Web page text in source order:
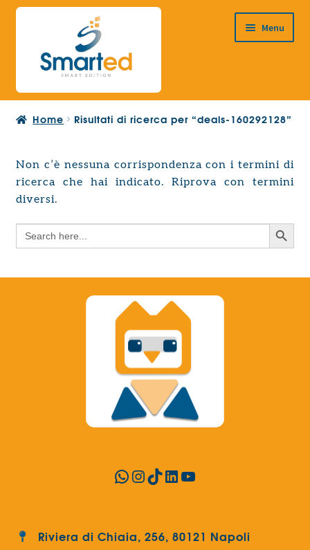
Vai
navigazione
Vai
contenuto
Menu
HOME
PRODOTTI
Espandi
il
child
PROGETTAZIONE EUROPEA
menu
child
Search
Home Risultati di ricerca per “deals-160292128”
Non c’è nessuna corrispondenza con i termini di
ricerca che hai indicato. Riprova con termini
diversi.
Search
for:
Search Button
WhatsApp
Instagram
TikTok
LinkedIn
YouTube
Riviera di Chiaia, 256, 80121 Napoli